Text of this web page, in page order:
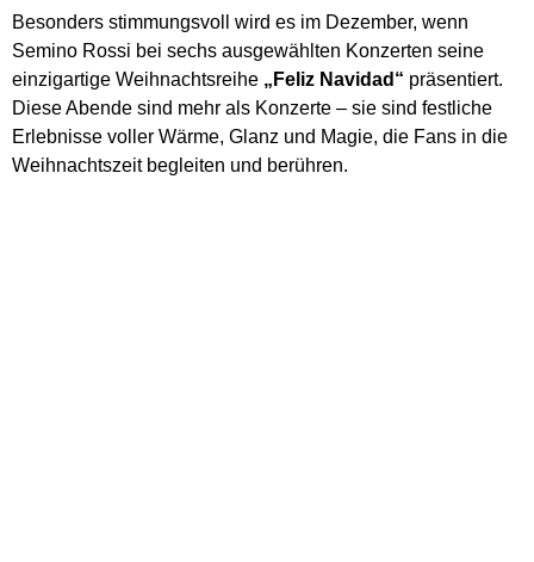
Besonders stimmungsvoll wird es im Dezember, wenn
Semino Rossi bei sechs ausgewählten Konzerten seine
einzigartige Weihnachtsreihe „Feliz Navidad“ präsentiert.
Diese Abende sind mehr als Konzerte – sie sind festliche
Erlebnisse voller Wärme, Glanz und Magie, die Fans in die
Weihnachtszeit begleiten und berühren.